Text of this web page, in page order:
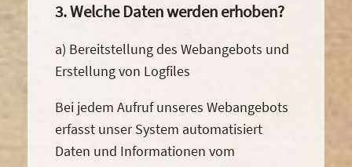
3. Welche Daten werden erhoben?
a) Bereitstellung des Webangebots und
Erstellung von Logfiles
Bei jedem Aufruf unseres Webangebots
erfasst unser System automatisiert
Daten und Informationen vom